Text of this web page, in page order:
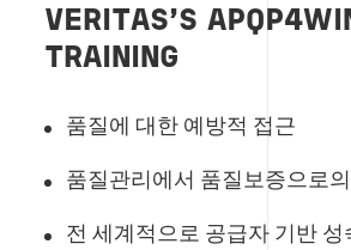
VERITAS’S
TRAINING
품질에 대한 예방적 접근
품질관리에서 품질보증으로
전 세계적으로 공급자 기반 성